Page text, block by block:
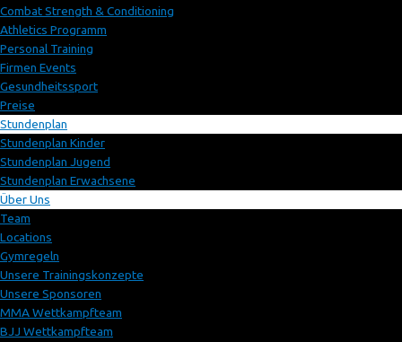
Combat Strength & Conditioning
Athletics Programm
Personal Training
Firmen Events
Gesundheitssport
Preise
Stundenplan
Stundenplan Kinder
Stundenplan Jugend
Stundenplan Erwachsene
Über Uns
Team
Locations
Gymregeln
Unsere Trainingskonzepte
Unsere Sponsoren
MMA Wettkampfteam
BJJ Wettkampfteam